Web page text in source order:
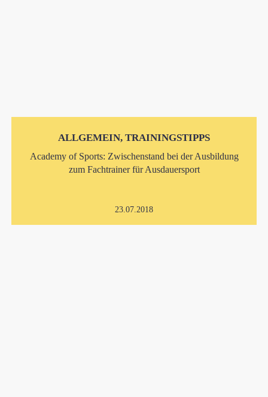
ALLGEMEIN, TRAININGSTIPPS
Academy of Sports: Zwischenstand bei der Ausbildung
zum Fachtrainer für Ausdauersport
23.07.2018